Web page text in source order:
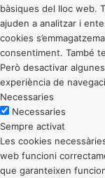
bàsiques del lloc web.
ajuden a analitzar i
cookies
consentiment. També
Però desactivar
experiència de
Necessaries
Necessaries
Sempre activat
Les cookies
web funcioni
que garanteixen